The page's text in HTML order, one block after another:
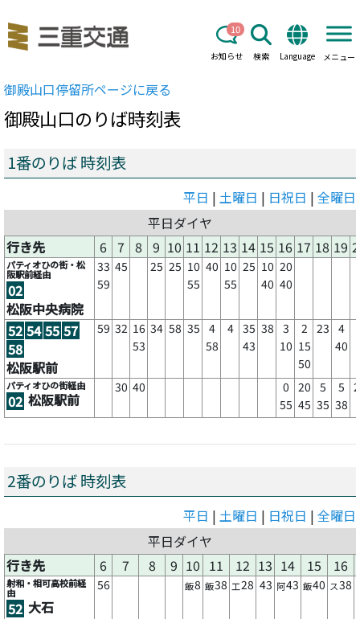
お知らせ
10
検索 Language メニュー
御殿山口停留所ページに戻る
御殿山口のりば時刻表
1番のりば 時刻表
平日 | 土曜日 | 日祝日 | 全曜日
平日ダイヤ
行き先
6 7 8 9 10 11 12 13 14 15 16 17 18 19
パティオひの街・松
阪駅前経由
02
松阪中央病院
33
59
45 25 25 10
55
40 10
55
25 10
40
20
40
52 54 55 57
58
松阪駅前
59 32 16
53
34 58 35 4
58
4 35
43
38 3
10
2
15
50
23 4
40
パティオひの街経由
02 松阪駅前
30 40
0
55
20
45
5
35
5
38
2番のりば 時刻表
平日 | 土曜日 | 日祝日 | 全曜日
平日ダイヤ
行き先
6 7 8 9 10 11 12 13 14 15 16
射和・相可高校前経
由
52 大石
56 飯8 飯38 工28 43 阿43 飯40 ス38